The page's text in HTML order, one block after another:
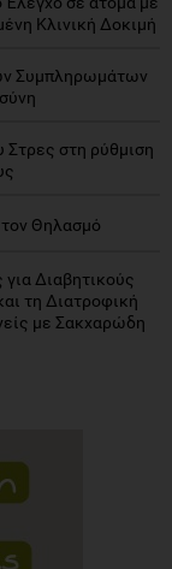
Κλινική Δοκιμή
Συμπληρωμάτων
Στρες στη ρύθμιση
τον Θηλασμό
Διαβητικούς
τη Διατροφική
με Σακχαρώδη